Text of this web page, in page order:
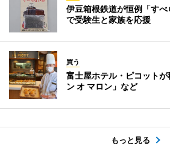
伊豆箱根鉄道が恒例「す
で受験生と家族を応援
買う
富士屋ホテル・ピコット
ン オ マロン」など
もっと見る